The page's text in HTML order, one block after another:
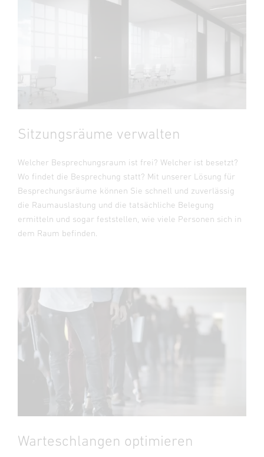
Sitzungsräume verwalten
Welcher Besprechungsraum ist frei? Welcher ist besetzt?
Wo findet die Besprechung statt? Mit unserer Lösung für
Besprechungsräume können Sie schnell und zuverlässig
die Raumauslastung und die tatsächliche Belegung
ermitteln und sogar feststellen, wie viele Personen sich in
dem Raum befinden.
Warteschlangen optimieren